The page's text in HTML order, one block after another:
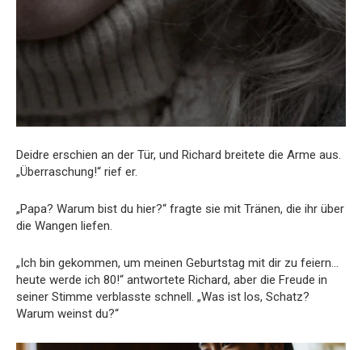
Deidre erschien an der Tür, und Richard breitete die Arme aus.
„Überraschung!“ rief er.
„Papa? Warum bist du hier?“ fragte sie mit Tränen, die ihr über
die Wangen liefen.
„Ich bin gekommen, um meinen Geburtstag mit dir zu feiern…
heute werde ich 80!“ antwortete Richard, aber die Freude in
seiner Stimme verblasste schnell. „Was ist los, Schatz?
Warum weinst du?“